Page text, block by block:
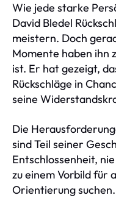
Wie jede starke
David Bledel
meistern. Doch
Momente haben ihn
ist. Er hat gezeigt,
Rückschläge in
seine
Die
sind Teil seiner
Entschlossenheit,
zu einem Vorbild für
Orientierung suchen.